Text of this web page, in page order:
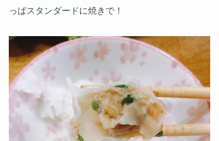
っぱスタンダードに焼きで！